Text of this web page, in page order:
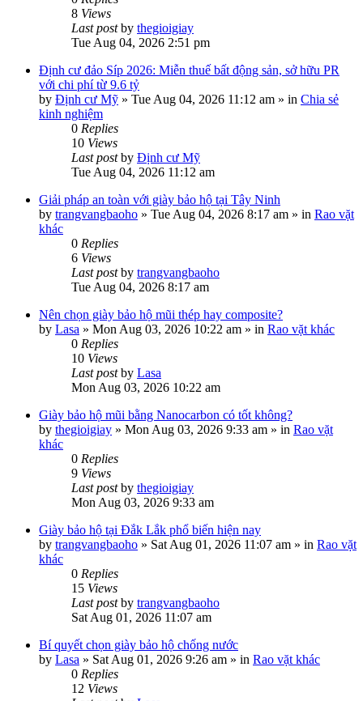
8 Views
Last postby thegioigiay
Tue Aug 04, 2026 2:51 pm
Định cư đảo Síp 2026: Miễn thuế bất động sản, sở hữu PR
với chi phí từ 9.6 tỷ
by Định cư Mỹ » Tue Aug 04, 2026 11:12 am » in Chia sẻ
kinh nghiệm
0 Replies
10 Views
Last postby Định cư Mỹ
Tue Aug 04, 2026 11:12 am
Giải pháp an toàn với giày bảo hộ tại Tây Ninh
by trangvangbaoho » Tue Aug 04, 2026 8:17 am » in Rao vặt
khác
0 Replies
6 Views
Last postby trangvangbaoho
Tue Aug 04, 2026 8:17 am
Nên chọn giày bảo hộ mũi thép hay composite?
by Lasa » Mon Aug 03, 2026 10:22 am » in Rao vặt khác
0 Replies
10 Views
Last postby Lasa
Mon Aug 03, 2026 10:22 am
Giày bảo hộ mũi bằng Nanocarbon có tốt không?
by thegioigiay » Mon Aug 03, 2026 9:33 am » in Rao vặt
khác
0 Replies
9 Views
Last postby thegioigiay
Mon Aug 03, 2026 9:33 am
Giày bảo hộ tại Đắk Lắk phổ biến hiện nay
by trangvangbaoho » Sat Aug 01, 2026 11:07 am » in Rao vặt
khác
0 Replies
15 Views
Last postby trangvangbaoho
Sat Aug 01, 2026 11:07 am
Bí quyết chọn giày bảo hộ chống nước
by Lasa » Sat Aug 01, 2026 9:26 am » in Rao vặt khác
0 Replies
12 Views